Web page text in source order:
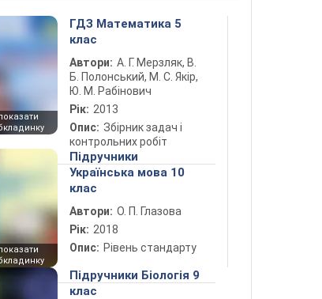
ГДЗ Математика 5
клас
Автори: А. Г. Мерзляк, В.
Б. Полонський, М. С. Якір,
Ю. М. Рабінович
Рік: 2013
Опис: Збірник задач і
контрольних робіт
Підручники
Українська мова 10
клас
Автори: О. П. Глазова
Рік: 2018
Опис: Рівень стандарту
Підручники Біологія 9
клас